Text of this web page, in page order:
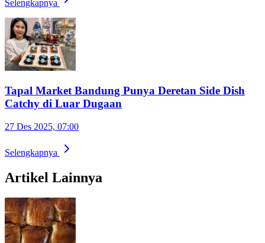
Selengkapnya
Tapal Market Bandung Punya Deretan Side Dish
Catchy di Luar Dugaan
27 Des 2025, 07:00
Selengkapnya
Artikel Lainnya